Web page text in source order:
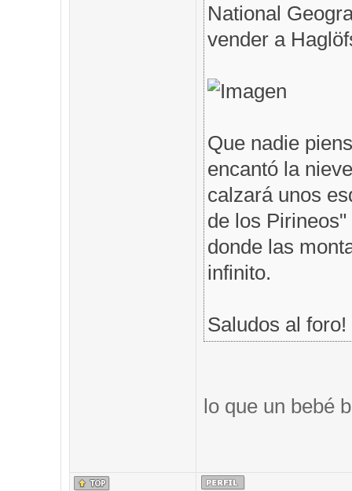
National
vender a
Que nadie
encantó la
calzará unos
de los
donde las
infinito.
Saludos al foro!
lo que un bebé